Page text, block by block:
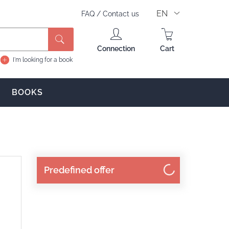
FAQ / Contact us EN
I'm looking for a book
Connection Cart
BOOKS
Predefined offer